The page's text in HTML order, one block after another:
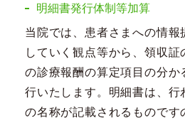
明細書発行体制等加算
当院では、患者さまへの情報
していく観点等から、領収証
の診療報酬の算定項目の分か
行いたします。明細書は、行
の名称が記載されるものです